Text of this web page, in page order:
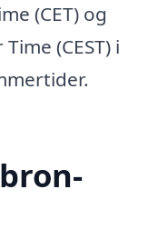
(CET) og
(CEST) i